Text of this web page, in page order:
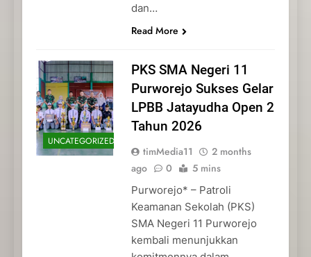
dan…
Read More
UNCATEGORIZED
PKS SMA Negeri 11
Purworejo Sukses Gelar
LPBB Jatayudha Open 2
Tahun 2026
timMedia11
2 months
ago
0 5 mins
Purworejo* – Patroli
Keamanan Sekolah (PKS)
SMA Negeri 11 Purworejo
kembali menunjukkan